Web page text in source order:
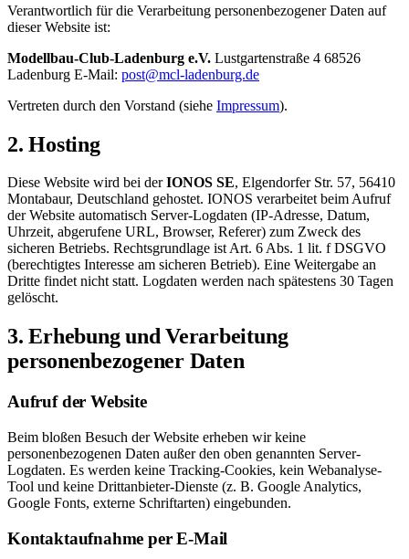
Verantwortlich für die Verarbeitung personenbezogener Daten auf
dieser Website ist:
Modellbau-Club-Ladenburg e.V. Lustgartenstraße 4 68526
Ladenburg E-Mail: post@mcl-ladenburg.de
Vertreten durch den Vorstand (siehe Impressum).
2. Hosting
Diese Website wird bei derIONOS SE, Elgendorfer Str. 57, 56410
Montabaur, Deutschland gehostet. IONOS verarbeitet beim Aufruf
der Website automatisch Server-Logdaten (IP-Adresse, Datum,
Uhrzeit, abgerufene URL, Browser, Referer) zum Zweck des
sicheren Betriebs. Rechtsgrundlage ist Art. 6 Abs. 1 lit. f DSGVO
(berechtigtes Interesse am sicheren Betrieb). Eine Weitergabe an
Dritte findet nicht statt. Logdaten werden nach spätestens 30 Tagen
gelöscht.
3. Erhebung und Verarbeitung
personenbezogener Daten
Aufruf der Website
Beim bloßen Besuch der Website erheben wir keine
personenbezogenen Daten außer den oben genannten Server-
Logdaten. Es werden keine Tracking-Cookies, kein Webanalyse-
Tool und keine Drittanbieter-Dienste (z. B. Google Analytics,
Google Fonts, externe Schriftarten) eingebunden.
Kontaktaufnahme per E-Mail